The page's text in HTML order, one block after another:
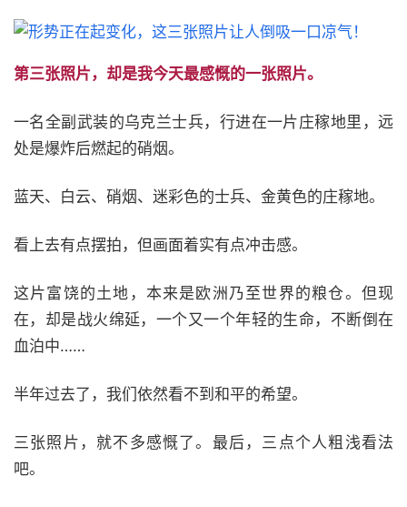
第三张照片，却是我今天最感慨的一张照片。
一名全副武装的乌克兰士兵，行进在一片庄稼地里，远
处是爆炸后燃起的硝烟。
蓝天、白云、硝烟、迷彩色的士兵、金黄色的庄稼地。
看上去有点摆拍，但画面着实有点冲击感。
这片富饶的土地，本来是欧洲乃至世界的粮仓。但现
在，却是战火绵延，一个又一个年轻的生命，不断倒在
血泊中……
半年过去了，我们依然看不到和平的希望。
三张照片，就不多感慨了。最后，三点个人粗浅看法
吧。